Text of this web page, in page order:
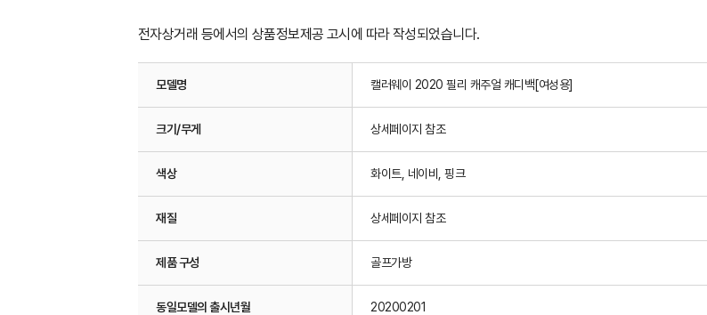
전자상거래 등에서의 상품정보제공 고시에 따라 작성되었습니다.
모델명 캘러웨이 2020 필리 캐주얼 캐디백[여성용]
크기/무게 상세페이지 참조
색상 화이트, 네이비, 핑크
재질 상세페이지 참조
제품 구성 골프가방
동일모델의 출시년월 20200201